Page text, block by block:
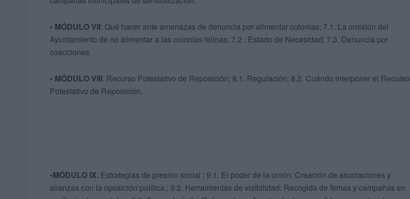
• MÓDULO VII: Qué hacer ante amenazas de denuncia por alimentar colonias; 7.1. La omisión del
Ayuntamiento de no alimentar a las colonias felinas; 7.2 . Estado de Necesidad; 7.3. Denuncia por
coacciones.
​• MÓDULO VIII. Recurso Potestativo de Reposición; 8.1. Regulación; 8.2. Cuándo interponer el Recurso
Potestativo de Reposición.
•MÓDULO IX. Estrategias de presión social ; 9.1. El poder de la unión: Creación de asociaciones y
alianzas con la oposición política.; 9.2. Herramientas de visibilidad: Recogida de firmas y campañas en